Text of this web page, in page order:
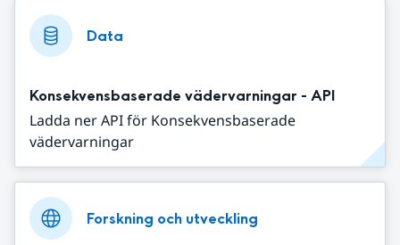
Data
Konsekvensbaserade vädervarningar - API
Ladda ner API för Konsekvensbaserade
vädervarningar
Forskning och utveckling